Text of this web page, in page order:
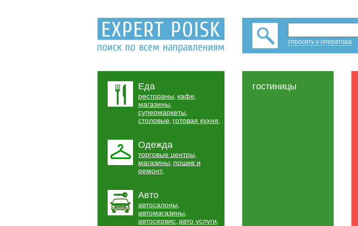
спросить у оператора
Еда
рестораны, кафе,
магазины,
супермаркеты,
столовые, готовая кухня,
Одежда
торговые центры,
магазины, пошив и
ремонт,
Авто
автосалоны,
автомагазины,
автосервис, авто услуги,
гостиницы